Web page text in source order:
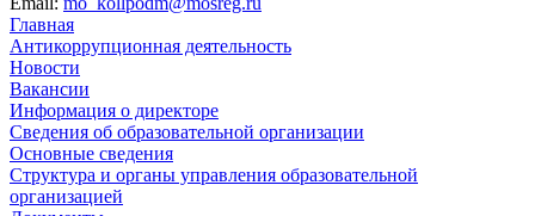
Главная
Антикоррупционная деятельность
Новости
Вакансии
Информация о директоре
Сведения об образовательной организации
Основные сведения
Структура и органы управления образовательной
организацией